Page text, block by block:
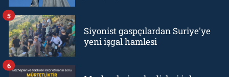
Siyonist gaspçılardan Suriye'ye
yeni işgal hamlesi
5
6